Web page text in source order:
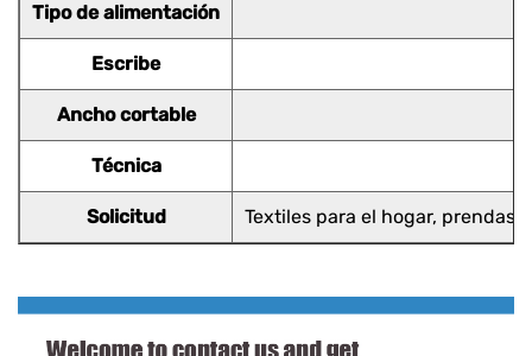
Tipo de alimentación
Escribe
Ancho cortable
Técnica
Solicitud Textiles para el hogar, prendas